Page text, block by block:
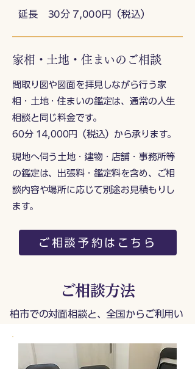
​延長 30分 7,000円（税込）
家相・土地・住まいのご相談
間取り図や図面を拝見しながら行う家
相・土地・住まいの鑑定は、通常の人生
相談と同じ料金です。
60分 14,000円（税込）から承ります。
現地へ伺う土地・建物・店舗・事務所等
の鑑定は、出張料・鑑定料を含め、ご相
談内容や場所に応じて別途お見積もりし
ます。
ご相談予約はこちら
ご相談方法
柏市での対面相談と、全国からご利用い